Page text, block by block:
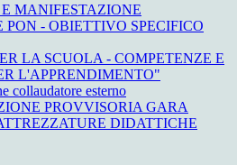
MANIFESTAZIONE
PON - OBIETTIVO SPECIFICO
LA SCUOLA - COMPETENZE E
L'APPRENDIMENTO"
collaudatore esterno
PROVVISORIA GARA
DIDATTICHE